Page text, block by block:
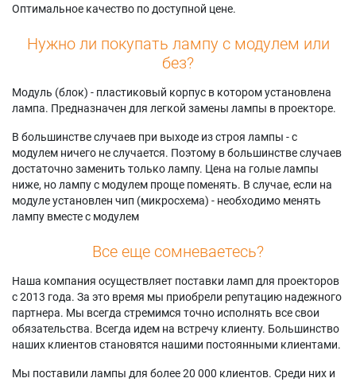
Оптимальное качество по доступной цене.
Нужно ли покупать лампу с модулем или
без?
Модуль (блок) - пластиковый корпус в котором установлена
лампа. Предназначен для легкой замены лампы в проекторе.
В большинстве случаев при выходе из строя лампы - с
модулем ничего не случается. Поэтому в большинстве случаев
достаточно заменить только лампу. Цена на голые лампы
ниже, но лампу с модулем проще поменять. В случае, если на
модуле установлен чип (микросхема) - необходимо менять
лампу вместе с модулем
Все еще сомневаетесь?
Наша компания осуществляет поставки ламп для проекторов
с 2013 года. За это время мы приобрели репутацию надежного
партнера. Мы всегда стремимся точно исполнять все свои
обязательства. Всегда идем на встречу клиенту. Большинство
наших клиентов становятся нашими постоянными клиентами.
Мы поставили лампы для более 20 000 клиентов. Среди них и